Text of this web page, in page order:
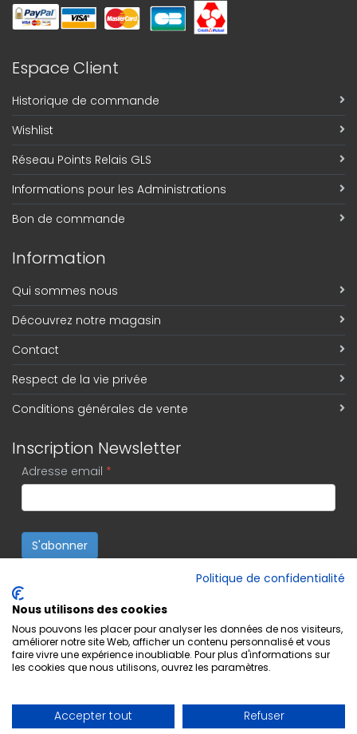
Espace Client
Historique de commande
Wishlist
Réseau Points Relais GLS
Informations pour les Administrations
Bon de commande
Information
Qui sommes nous
Découvrez notre magasin
Contact
Respect de la vie privée
Conditions générales de vente
Inscription Newsletter
Adresse email *
S'abonner
Politique de confidentialité
Nous utilisons des cookies
Nous pouvons les placer pour analyser les données de nos visiteurs,
améliorer notre site Web, afficher un contenu personnalisé et vous
faire vivre une expérience inoubliable. Pour plus d'informations sur
les cookies que nous utilisons, ouvrez les paramètres.
Accepter tout Refuser